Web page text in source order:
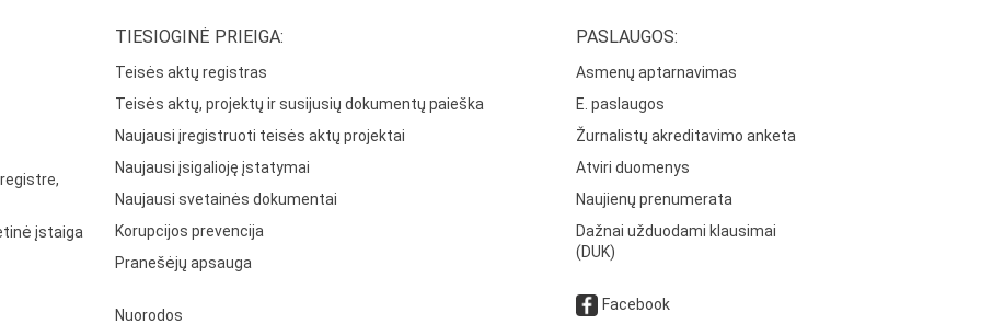
įstaiga
TIESIOGINĖ PRIEIGA:
Teisės aktų registras
Teisės aktų, projektų ir susijusių dokumentų paieška
Naujausi įregistruoti teisės aktų projektai
Naujausi įsigalioję įstatymai
Naujausi svetainės dokumentai
Korupcijos prevencija
Pranešėjų apsauga
Nuorodos
PASLAUGOS:
Asmenų aptarnavimas
E. paslaugos
Žurnalistų akreditavimo anketa
Atviri duomenys
Naujienų prenumerata
Dažnai užduodami klausimai
(DUK)
Facebook